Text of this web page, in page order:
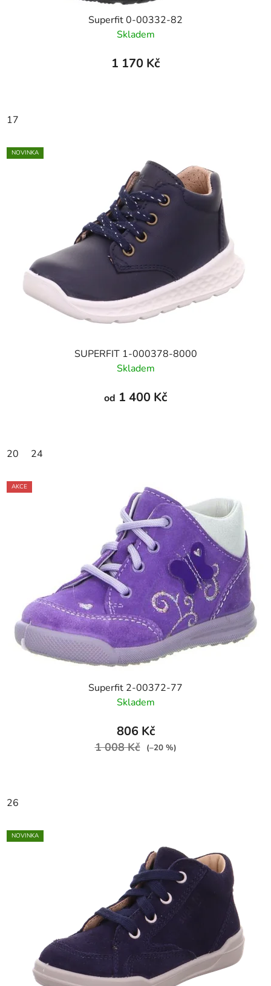
Superfit 0-00332-82
Skladem
1 170 Kč
17
NOVINKA
SUPERFIT 1-000378-8000
Skladem
od 1 400 Kč
20 24
AKCE
Superfit 2-00372-77
Skladem
806 Kč
1 008 Kč (–20 %)
26
NOVINKA